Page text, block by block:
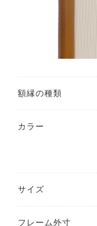
額縁の種類
カラー
サイズ
フレーム外寸